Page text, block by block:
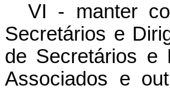
VI - manter
Secretários e
de Secretários e
Associados e